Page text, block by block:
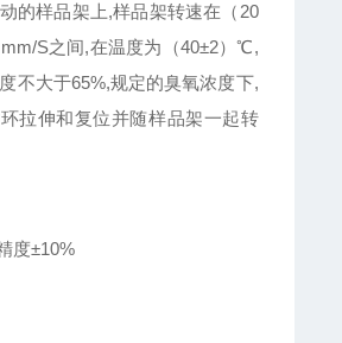
的样品架上,样品架转速在（20
S之间,在温度为（40±2）℃,
不大于65%,规定的臭氧浓度下,
拉伸和复位并随样品架一起转
度±10%